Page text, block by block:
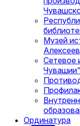
Музей
Сетевое
Чувашии"
Ординатура